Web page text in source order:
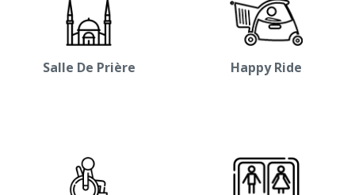
Salle De Prière Happy Ride